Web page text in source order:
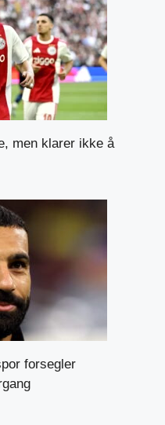
men klarer ikke å
forsegler